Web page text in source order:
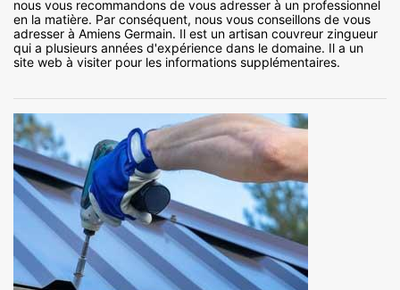
nous vous recommandons de vous adresser à un professionnel
en la matière. Par conséquent, nous vous conseillons de vous
adresser à Amiens Germain. Il est un artisan couvreur zingueur
qui a plusieurs années d'expérience dans le domaine. Il a un
site web à visiter pour les informations supplémentaires.